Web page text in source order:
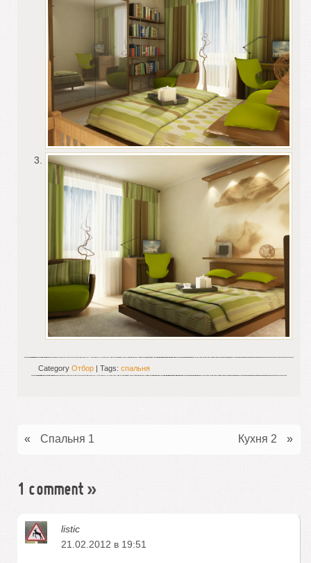
Category Отбор | Tags: спальня
Кухня 2 »
« Спальня 1
1 comment »
listic
21.02.2012 в 19:51